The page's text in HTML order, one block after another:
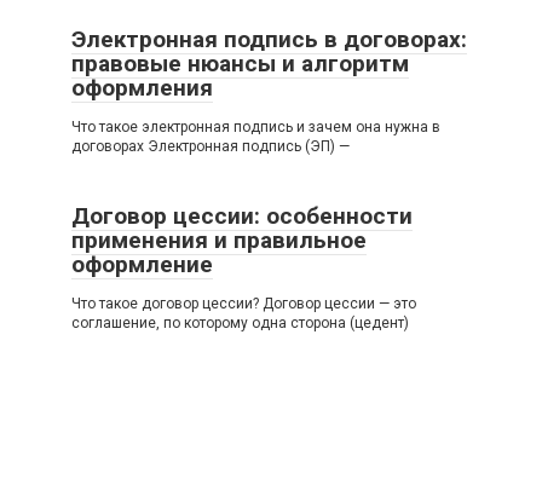
Электронная подпись в договорах:
правовые нюансы и алгоритм
оформления
Что такое электронная подпись и зачем она нужна в
договорах Электронная подпись (ЭП) —
Договор цессии: особенности
применения и правильное
оформление
Что такое договор цессии? Договор цессии — это
соглашение, по которому одна сторона (цедент)